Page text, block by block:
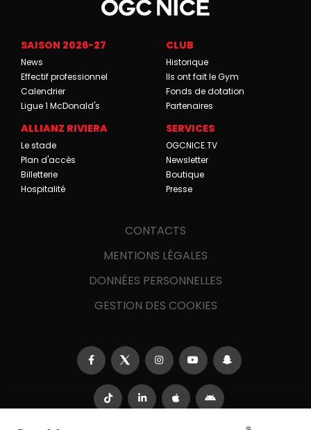
SAISON 2026-27
News
Effectif professionnel
Calendrier
Ligue 1 McDonald's
CLUB
Historique
Ils ont fait le Gym
Fonds de dotation
Partenaires
ALLIANZ RIVIERA
Le stade
Plan d'accès
Billetterie
Hospitalité
SERVICES
OGCNICE.TV
Newsletter
Boutique
Presse
CONTACTS
MENTIONS LÉGALES
DONNÉES PERSONNELLES
GESTION DES COOKIES